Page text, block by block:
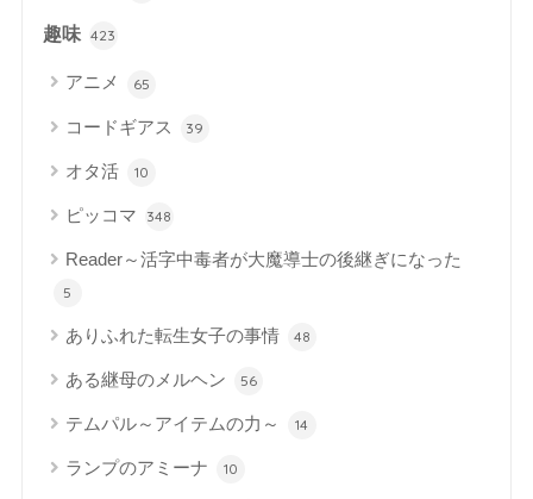
趣味 423
アニメ 65
コードギアス 39
オタ活 10
ピッコマ 348
Reader～活字中毒者が大魔導士の後継ぎになった
5
ありふれた転生女子の事情 48
ある継母のメルヘン 56
テムパル～アイテムの力～ 14
ランプのアミーナ 10